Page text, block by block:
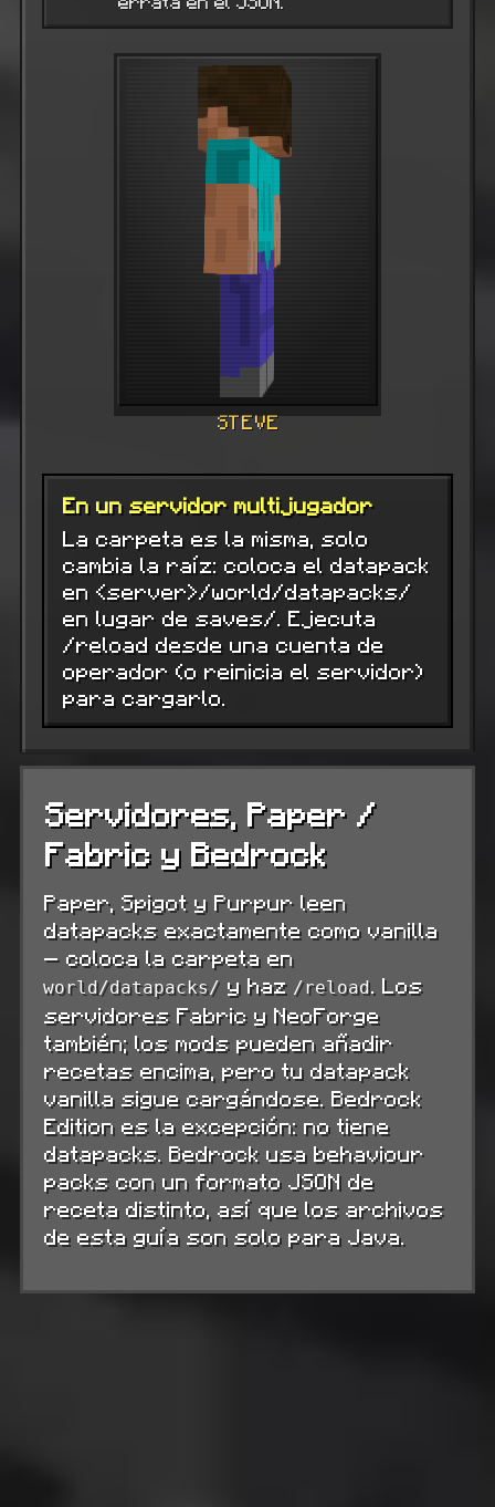
STEVE
En un servidor multijugador
La carpeta es la misma, solo
cambia la raíz: coloca el datapack
en <server>/world/datapacks/
en lugar de saves/. Ejecuta
/reload desde una cuenta de
operador (o reinicia el servidor)
para cargarlo.
Servidores, Paper /
Fabric y Bedrock
Paper, Spigot y Purpur leen
datapacks exactamente como vanilla
— coloca la carpeta en
world/datapacks/ y haz /reload. Los
servidores Fabric y NeoForge
también; los mods pueden añadir
recetas encima, pero tu datapack
vanilla sigue cargándose. Bedrock
Edition es la excepción: no tiene
datapacks. Bedrock usa behaviour
packs con un formato JSON de
receta distinto, así que los archivos
de esta guía son solo para Java.